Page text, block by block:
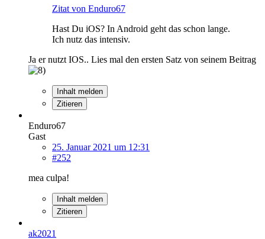
Zitat von Enduro67
Hast Du iOS? In Android geht das schon lange.
Ich nutz das intensiv.
Ja er nutzt IOS.. Lies mal den ersten Satz von seinem Beitrag
Inhalt melden
Zitieren
Enduro67
Gast
25. Januar 2021 um 12:31
#252
mea culpa!
Inhalt melden
Zitieren
ak2021